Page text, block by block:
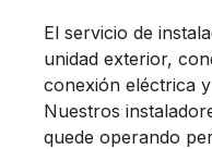
El servicio de
unidad exterior,
conexión eléctrica
Nuestros
quede operando